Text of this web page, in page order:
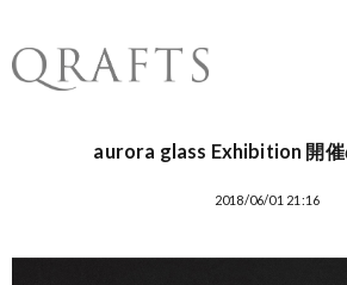
aurora glass Exhibition 開催
2018/06/01 21:16